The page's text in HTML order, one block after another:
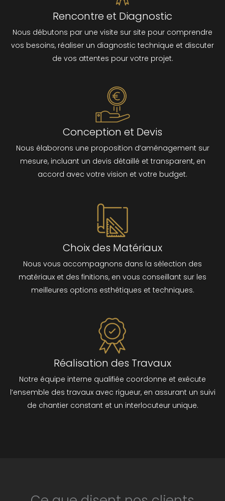
Rencontre et Diagnostic
Nous débutons par une visite sur site pour comprendre
vos besoins, réaliser un diagnostic technique et discuter
de vos attentes pour votre projet.
Conception et Devis
Nous élaborons une proposition d’aménagement sur
mesure, incluant un devis détaillé et transparent, en
accord avec votre vision et votre budget.
Choix des Matériaux
Nous vous accompagnons dans la sélection des
matériaux et des finitions, en vous conseillant sur les
meilleures options esthétiques et techniques.
Réalisation des Travaux
Notre équipe interne qualifiée coordonne et exécute
l’ensemble des travaux avec rigueur, en assurant un suivi
de chantier constant et un interlocuteur unique.